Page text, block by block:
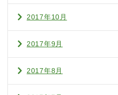
2017年10月
2017年9月
2017年8月